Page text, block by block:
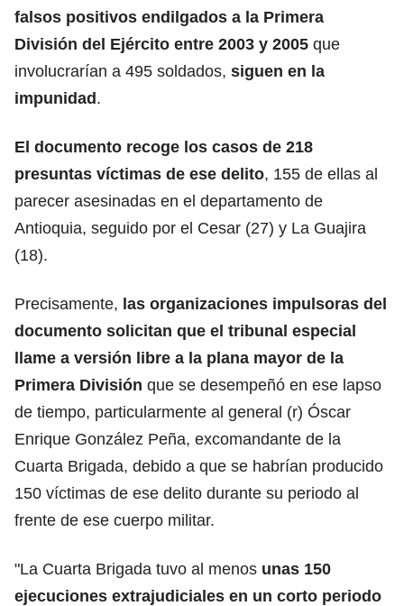
falsos positivos endilgados a la Primera
División del Ejército entre 2003 y 2005 que
involucrarían a 495 soldados, siguen en la
impunidad.
El documento recoge los casos de 218
presuntas víctimas de ese delito, 155 de ellas al
parecer asesinadas en el departamento de
Antioquia, seguido por el Cesar (27) y La Guajira
(18).
Precisamente, las organizaciones impulsoras del
documento solicitan que el tribunal especial
llame a versión libre a la plana mayor de la
Primera División que se desempeñó en ese lapso
de tiempo, particularmente al general (r) Óscar
Enrique González Peña, excomandante de la
Cuarta Brigada, debido a que se habrían producido
150 víctimas de ese delito durante su periodo al
frente de ese cuerpo militar.
"La Cuarta Brigada tuvo al menos unas 150
ejecuciones extrajudiciales en un corto periodo